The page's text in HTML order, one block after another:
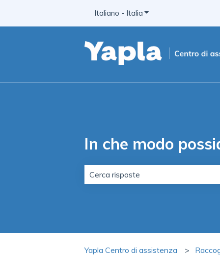
Italiano - Italia Mostra sottomenu per
In che modo
Yapla Centro di assistenza